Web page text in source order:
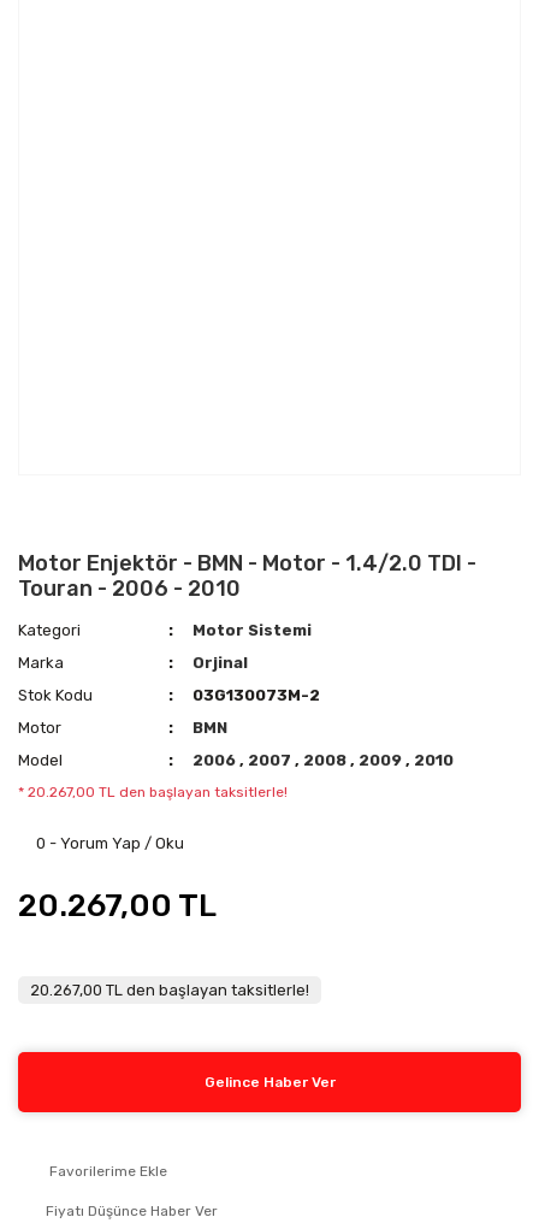
Motor Enjektör - BMN - Motor - 1.4/2.0 TDI -
Touran - 2006 - 2010
Kategori
Motor Sistemi
Marka
Orjinal
Stok Kodu
03G130073M-2
Motor
BMN
Model
2006, 2007, 2008, 2009, 2010
* 20.267,00 TL den başlayan taksitlerle!
0 - Yorum Yap / Oku
20.267,00 TL
20.267,00 TL den başlayan taksitlerle!
Gelince Haber Ver
Fiyatı Düşünce Haber Ver